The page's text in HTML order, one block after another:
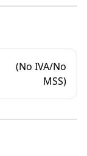
(No IVA/No
MSS)